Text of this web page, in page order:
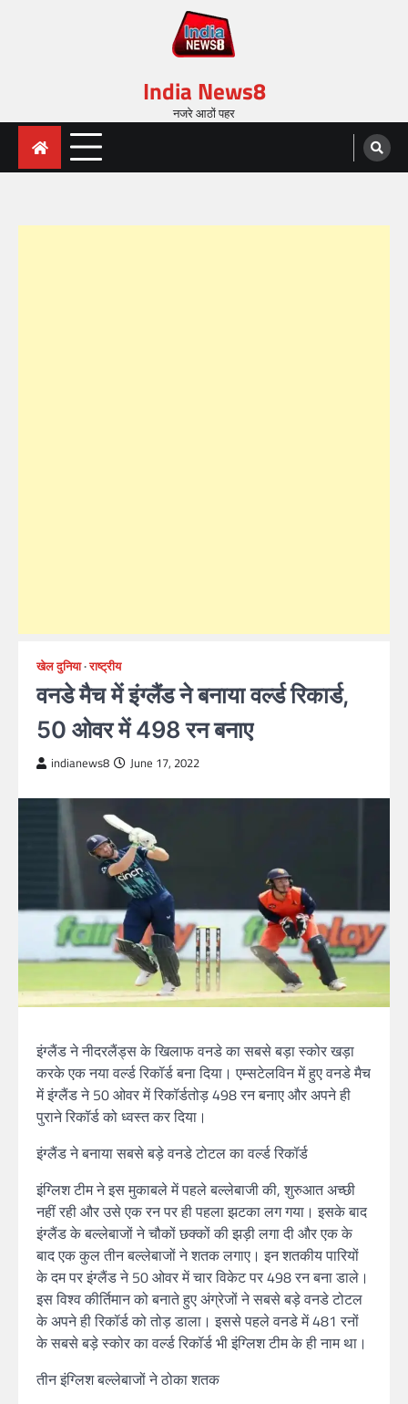
India News8
नजरे आठों पहर
खेल दुनिया राष्ट्रीय
वनडे मैच में इंग्लैंड ने बनाया वर्ल्ड रिकार्ड,
50 ओवर में 498 रन बनाए
indianews8 June 17, 2022
इंग्लैंड ने नीदरलैंड्स के खिलाफ वनडे का सबसे बड़ा स्कोर खड़ा
करके एक नया वर्ल्ड रिकॉर्ड बना दिया। एम्सटेलविन में हुए वनडे मैच
में इंग्लैंड ने 50 ओवर में रिकॉर्डतोड़ 498 रन बनाए और अपने ही
पुराने रिकॉर्ड को ध्वस्त कर दिया।
इंग्लैंड ने बनाया सबसे बड़े वनडे टोटल का वर्ल्ड रिकॉर्ड
इंग्लिश टीम ने इस मुकाबले में पहले बल्लेबाजी की, शुरुआत अच्छी
नहीं रही और उसे एक रन पर ही पहला झटका लग गया। इसके बाद
इंग्लैंड के बल्लेबाजों ने चौकों छक्कों की झड़ी लगा दी और एक के
बाद एक कुल तीन बल्लेबाजों ने शतक लगाए। इन शतकीय पारियों
के दम पर इंग्लैंड ने 50 ओवर में चार विकेट पर 498 रन बना डाले।
इस विश्व कीर्तिमान को बनाते हुए अंग्रेजों ने सबसे बड़े वनडे टोटल
के अपने ही रिकॉर्ड को तोड़ डाला। इससे पहले वनडे में 481 रनों
के सबसे बड़े स्कोर का वर्ल्ड रिकॉर्ड भी इंग्लिश टीम के ही नाम था।
तीन इंग्लिश बल्लेबाजों ने ठोका शतक